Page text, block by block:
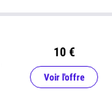
10 €
Voir l'offre